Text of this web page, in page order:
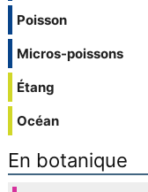
Poisson
Micros-poissons
Étang
Océan
En botanique